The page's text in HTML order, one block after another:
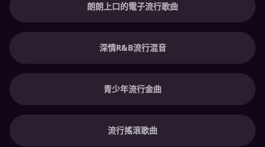
朗朗上口的電子流行歌曲
深情R&B流行混音
青少年流行金曲
流行搖滾歌曲